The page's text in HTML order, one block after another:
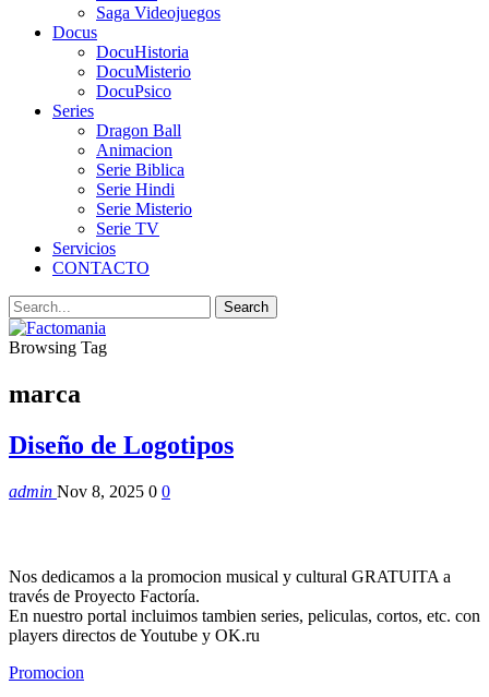
Saga Videojuegos
Docus
DocuHistoria
DocuMisterio
DocuPsico
Series
Dragon Ball
Animacion
Serie Biblica
Serie Hindi
Serie Misterio
Serie TV
Servicios
CONTACTO
Browsing Tag
marca
Diseño de Logotipos
admin Nov 8, 2025 0 0
Nos dedicamos a la promocion musical y cultural GRATUITA a
través de Proyecto Factoría.
En nuestro portal incluimos tambien series, peliculas, cortos, etc. con
players directos de Youtube y OK.ru
Promocion